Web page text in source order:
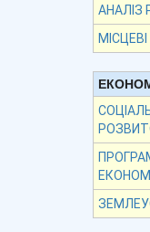
АНАЛІЗ